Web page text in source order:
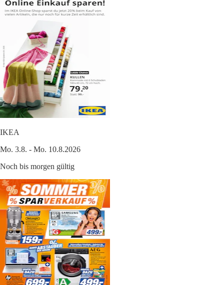
IKEA
Mo. 3.8. - Mo. 10.8.2026
Noch bis morgen gültig